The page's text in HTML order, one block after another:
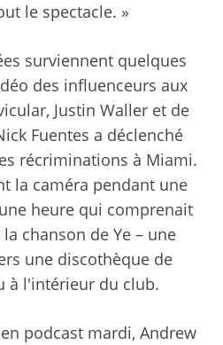
le spectacle. »
surviennent quelques
des influenceurs aux
Justin Waller et de
Fuentes a déclenché
récriminations à Miami.
la caméra pendant une
heure qui comprenait
chanson de Ye – une
une discothèque de
à l'intérieur du club.
podcast mardi, Andrew